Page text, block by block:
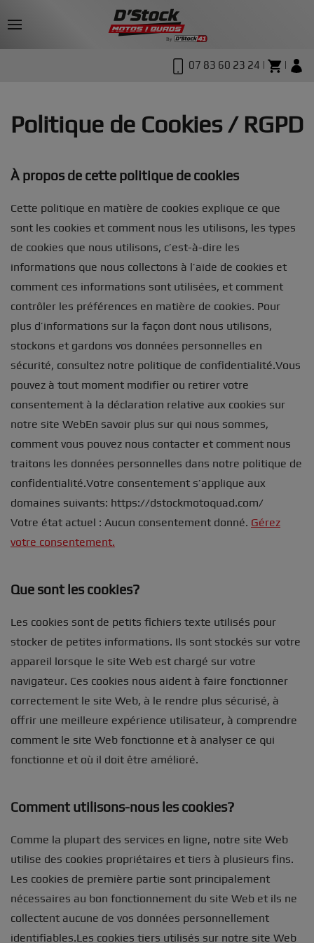
07 83 60 23 24 | |
Politique de Cookies / RGPD
À propos de cette politique de cookies
Cette politique en matière de cookies explique ce que
sont les cookies et comment nous les utilisons, les types
de cookies que nous utilisons, c’est-à-dire les
informations que nous collectons à l’aide de cookies et
comment ces informations sont utilisées, et comment
contrôler les préférences en matière de cookies. Pour
plus d’informations sur la façon dont nous utilisons,
stockons et gardons vos données personnelles en
sécurité, consultez notre politique de confidentialité.Vous
pouvez à tout moment modifier ou retirer votre
consentement à la déclaration relative aux cookies sur
notre site WebEn savoir plus sur qui nous sommes,
comment vous pouvez nous contacter et comment nous
traitons les données personnelles dans notre politique de
confidentialité.Votre consentement s’applique aux
domaines suivants: https://dstockmotoquad.com/
Votre état actuel : Aucun consentement donné. Gérez
votre consentement.
Que sont les cookies?
Les cookies sont de petits fichiers texte utilisés pour
stocker de petites informations. Ils sont stockés sur votre
appareil lorsque le site Web est chargé sur votre
navigateur. Ces cookies nous aident à faire fonctionner
correctement le site Web, à le rendre plus sécurisé, à
offrir une meilleure expérience utilisateur, à comprendre
comment le site Web fonctionne et à analyser ce qui
fonctionne et où il doit être amélioré.
Comment utilisons-nous les cookies?
Comme la plupart des services en ligne, notre site Web
utilise des cookies propriétaires et tiers à plusieurs fins.
Les cookies de première partie sont principalement
nécessaires au bon fonctionnement du site Web et ils ne
collectent aucune de vos données personnellement
identifiables.Les cookies tiers utilisés sur notre site Web